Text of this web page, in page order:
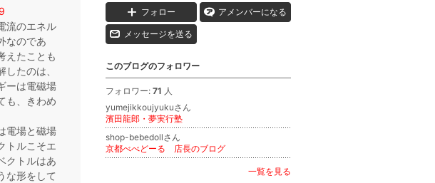
流のエネル
なのであ
えたことも
たのは、
ーは電磁場
も、きわめ
電場と磁場
トルこそエ
クトルはあ
な形をして
ン
ン
フォロー アメンバーになる
メッセージを送る
このブログのフォロワー
フォロワー: 71 人
yumejikkoujyukuさん
濱田龍郎・夢実行塾
shop-bebedollさん
京都べべどーる 店長のブログ
一覧を見る